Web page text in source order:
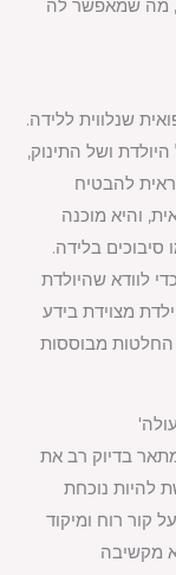
מה שמאפשר לה
שנלווית ללידה.
ושל התינוק,
להבטיח
והיא מוכנה
סיבוכים בלידה.
לוודא שהיולדת
מצוידת בידע
החלטות מבוססות
בדיוק רב את
להיות נוכחת
קור רוח ומיקוד
מקשיבה